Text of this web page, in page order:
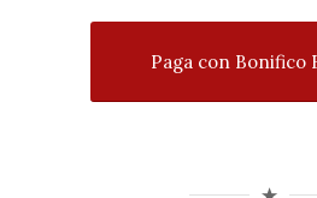
Paga con Bonifico